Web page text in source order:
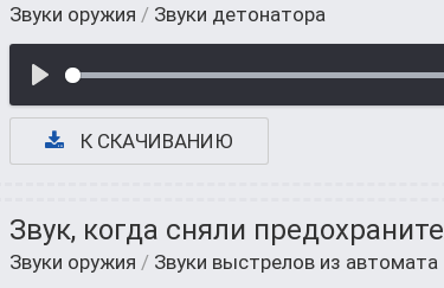
Звуки оружия / Звуки детонатора
К СКАЧИВАНИЮ
Звук, когда сняли
Звуки оружия / Звуки выстрелов из автомата